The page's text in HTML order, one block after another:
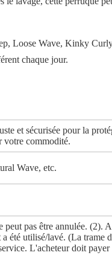
Loose Wave, Kinky
chaque jour.
et sécurisée pour la
votre commodité.
Wave, etc.
pas être annulée. (2).
utilisé/lavé. (La trame
L'acheteur doit